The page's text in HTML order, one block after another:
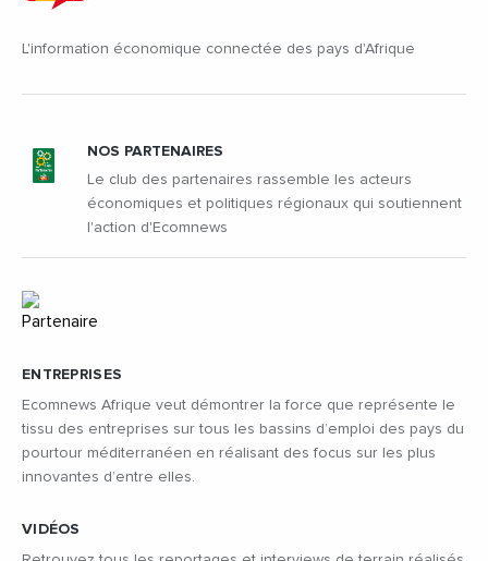
L'information économique connectée des pays d'Afrique
ENTREPRISES
Ecomnews Afrique veut démontrer la force que représente le
tissu des entreprises sur tous les bassins d’emploi des pays du
pourtour méditerranéen en réalisant des focus sur les plus
innovantes d’entre elles.
VIDÉOS
NOS PARTENAIRES
Le club des partenaires rassemble les acteurs
économiques et politiques régionaux qui soutiennent
l'action d'Ecomnews